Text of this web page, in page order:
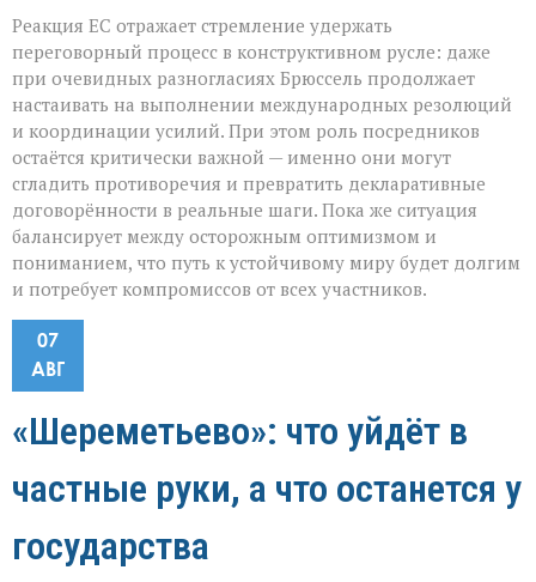
Реакция ЕС отражает стремление удержать
переговорный процесс в конструктивном русле: даже
при очевидных разногласиях Брюссель продолжает
настаивать на выполнении международных резолюций
и координации усилий. При этом роль посредников
остаётся критически важной — именно они могут
сгладить противоречия и превратить декларативные
договорённости в реальные шаги. Пока же ситуация
балансирует между осторожным оптимизмом и
пониманием, что путь к устойчивому миру будет долгим
и потребует компромиссов от всех участников.
07
АВГ
«Шереметьево»: что уйдёт в
частные руки, а что останется у
государства